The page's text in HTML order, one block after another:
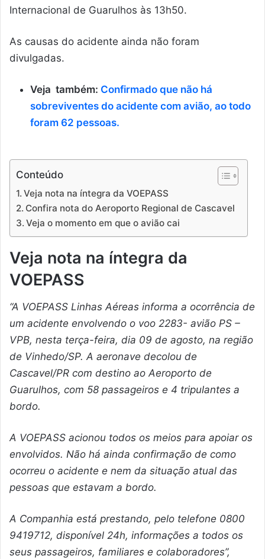
Internacional de Guarulhos às 13h50.
As causas do acidente ainda não foram
divulgadas.
Veja também: Confirmado que não há
sobreviventes do acidente com avião, ao todo
foram 62 pessoas.
Conteúdo
Veja nota na íntegra da VOEPASS
Confira nota do Aeroporto Regional de Cascavel
Veja o momento em que o avião cai
Veja nota na íntegra da
VOEPASS
“A VOEPASS Linhas Aéreas informa a ocorrência de
um acidente envolvendo o voo 2283- avião PS –
VPB, nesta terça-feira, dia 09 de agosto, na região
de Vinhedo/SP. A aeronave decolou de
Cascavel/PR com destino ao Aeroporto de
Guarulhos, com 58 passageiros e 4 tripulantes a
bordo.
A VOEPASS acionou todos os meios para apoiar os
envolvidos. Não há ainda confirmação de como
ocorreu o acidente e nem da situação atual das
pessoas que estavam a bordo.
A Companhia está prestando, pelo telefone 0800
9419712, disponível 24h, informações a todos os
seus passageiros, familiares e colaboradores”,